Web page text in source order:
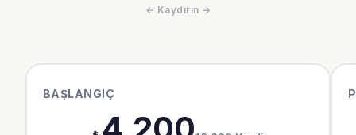
BAŞLANGIÇ